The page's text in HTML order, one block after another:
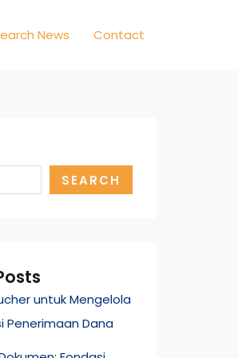
News Contact
SEARCH
untuk Mengelola
Penerimaan Dana